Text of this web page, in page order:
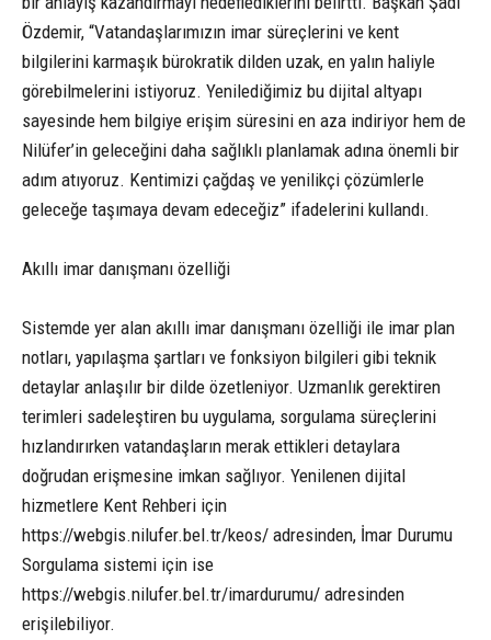
Özdemir, “Vatandaşlarımızın imar süreçlerini ve kent
bilgilerini karmaşık bürokratik dilden uzak, en yalın haliyle
görebilmelerini istiyoruz. Yenilediğimiz bu dijital altyapı
sayesinde hem bilgiye erişim süresini en aza indiriyor hem de
Nilüfer’in geleceğini daha sağlıklı planlamak adına önemli bir
adım atıyoruz. Kentimizi çağdaş ve yenilikçi çözümlerle
geleceğe taşımaya devam edeceğiz” ifadelerini kullandı.
Akıllı imar danışmanı özelliği
Sistemde yer alan akıllı imar danışmanı özelliği ile imar plan
notları, yapılaşma şartları ve fonksiyon bilgileri gibi teknik
detaylar anlaşılır bir dilde özetleniyor. Uzmanlık gerektiren
terimleri sadeleştiren bu uygulama, sorgulama süreçlerini
hızlandırırken vatandaşların merak ettikleri detaylara
doğrudan erişmesine imkan sağlıyor. Yenilenen dijital
hizmetlere Kent Rehberi için
https://webgis.nilufer.bel.tr/keos/ adresinden, İmar Durumu
Sorgulama sistemi için ise
https://webgis.nilufer.bel.tr/imardurumu/ adresinden
erişilebiliyor.